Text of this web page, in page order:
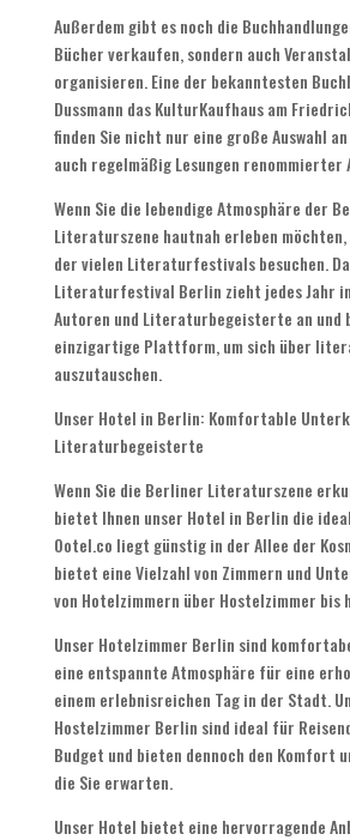
Außerdem gibt es noch die
Bücher verkaufen, sondern auch
organisieren. Eine der bekanntesten
Dussmann das KulturKaufhaus am
finden Sie nicht nur eine große Auswahl
auch regelmäßig Lesungen renommierter
Wenn Sie die lebendige Atmosphäre der
Literaturszene hautnah erleben
der vielen Literaturfestivals besuchen.
Literaturfestival Berlin zieht jedes Jahr
Autoren und Literaturbegeisterte an und
einzigartige Plattform, um sich über
auszutauschen.
Unser Hotel in Berlin: Komfortable
Literaturbegeisterte
Wenn Sie die Berliner Literaturszene
bietet Ihnen unser Hotel in Berlin die
Ootel.co liegt günstig in der Allee der
bietet eine Vielzahl von Zimmern und
von Hotelzimmern über Hostelzimmer bis
Unser Hotelzimmer Berlin sind
eine entspannte Atmosphäre für eine
einem erlebnisreichen Tag in der Stadt.
Hostelzimmer Berlin sind ideal für
Budget und bieten dennoch den Komfort
die Sie erwarten.
Unser Hotel bietet eine hervorragende